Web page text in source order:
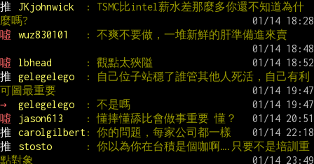
推
JKjohnwick
: TSMC比intel薪水差那麼多你還不知道為什
麼嗎?
噓
wuz830101 : 不爽不要做，一堆新鮮的肝準備進來賣
噓 lbhead
: 觀點太狹隘
推
gelegelego
: 自己位子站穩了誰管其他人死活，自己有利
可圖最重要
→
gelegelego
: 不是嗎
噓
jason613
: 懂捧懂舔比會做事重要 懂？
推
carolgilbert: 你的問題，每家公司都一樣
推
stosto
: 你以為你在台積是個咖啊….只要不是培訓重
點對象